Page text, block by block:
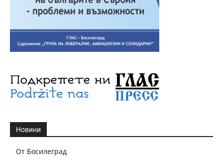
Новини
От Босилеград